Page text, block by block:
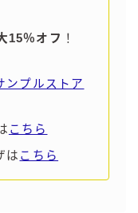
15％オフ ！
ンプルストア
こちら
は こちら